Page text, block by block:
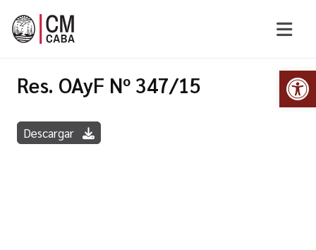
Res. OAyF Nº 347/15
Descargar